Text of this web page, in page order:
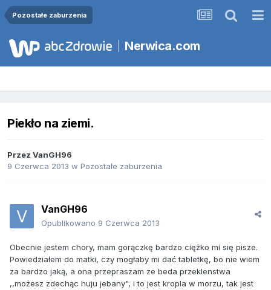
Pozostałe zaburzenia
Nerwica.com
Piekło na ziemi.
Przez VanGH96
9 Czerwca 2013 w Pozostałe zaburzenia
VanGH96
Opublikowano 9 Czerwca 2013
Obecnie jestem chory, mam gorączkę bardzo ciężko mi się pisze.
Powiedziałem do matki, czy mogłaby mi dać tabletkę, bo nie wiem
za bardzo jaką, a ona przepraszam ze beda przeklenstwa
,,możesz zdechąc huju jebany", i to jest kropla w morzu, tak jest